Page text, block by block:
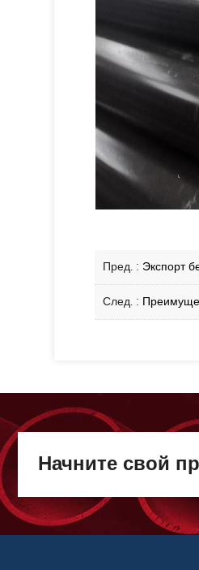
Пред. : Экспорт
След. :
Начните свой